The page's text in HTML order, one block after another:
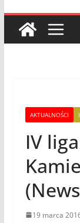
AKTUALNOŚCI
IV
19 marca